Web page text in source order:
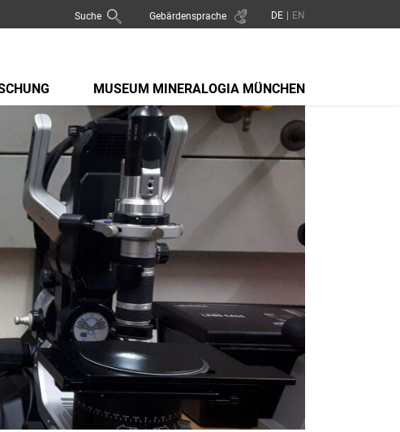
Suche Gebärdensprache
MUSEUM MINERALOGIA MÜNCHEN